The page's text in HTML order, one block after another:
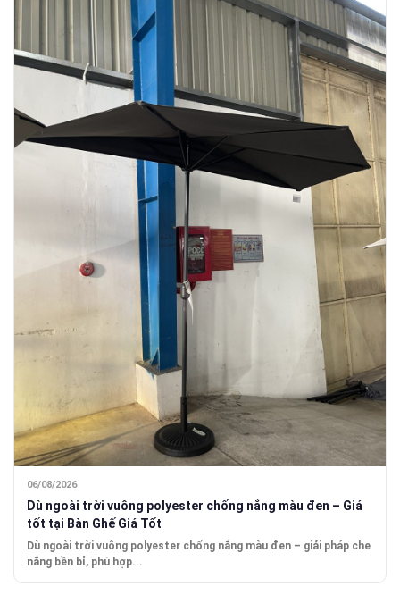
06/08/2026
Dù ngoài trời vuông polyester chống nắng màu đen – Giá
tốt tại Bàn Ghế Giá Tốt
Dù ngoài trời vuông polyester chống nắng màu đen – giải pháp che
nắng bền bỉ, phù hợp...